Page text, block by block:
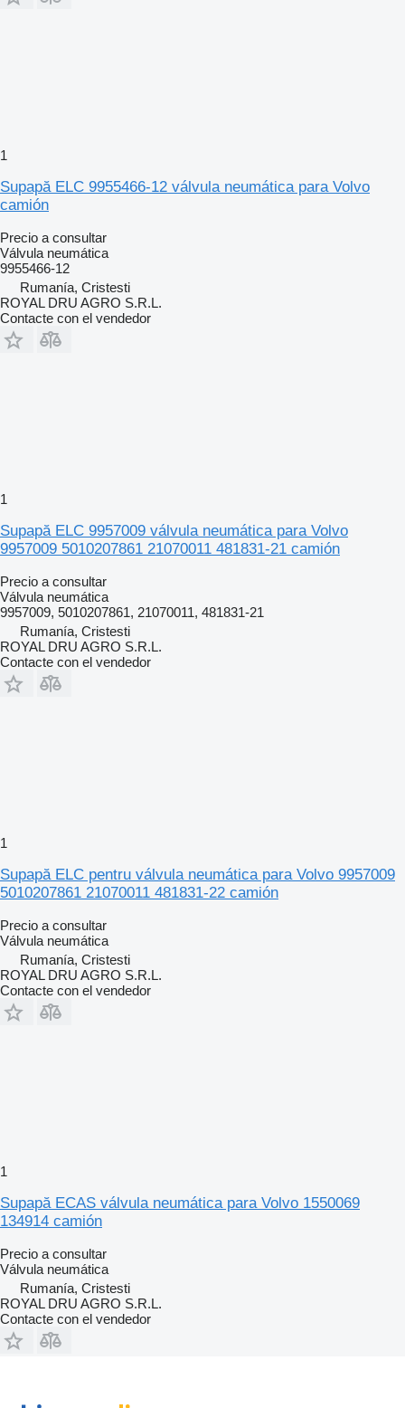
1
Supapă ELC 9955466-12 válvula neumática para Volvo
camión
Precio a consultar
Válvula neumática
9955466-12
Rumanía, Cristesti
ROYAL DRU AGRO S.R.L.
Contacte con el vendedor
1
Supapă ELC 9957009 válvula neumática para Volvo
9957009 5010207861 21070011 481831-21 camión
Precio a consultar
Válvula neumática
9957009, 5010207861, 21070011, 481831-21
Rumanía, Cristesti
ROYAL DRU AGRO S.R.L.
Contacte con el vendedor
1
Supapă ELC pentru válvula neumática para Volvo 9957009
5010207861 21070011 481831-22 camión
Precio a consultar
Válvula neumática
Rumanía, Cristesti
ROYAL DRU AGRO S.R.L.
Contacte con el vendedor
1
Supapă ECAS válvula neumática para Volvo 1550069
134914 camión
Precio a consultar
Válvula neumática
Rumanía, Cristesti
ROYAL DRU AGRO S.R.L.
Contacte con el vendedor